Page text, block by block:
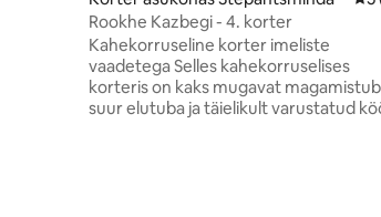
Rookhe Kazbegi - 4. korter
Kahekorruseline korter imeliste
vaadetega Selles kahekorruselises
korteris on kaks mugavat
suur elutuba ja täielikult varustatud